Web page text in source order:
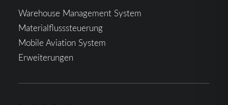
Warehouse Management System
Materialflusssteuerung
Mobile Aviation System
Erweiterungen